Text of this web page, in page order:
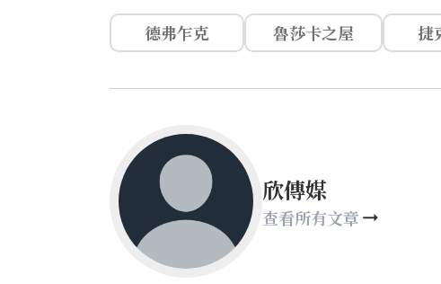
德弗乍克 魯莎卡之屋 捷
欣傳媒
查看所有文章